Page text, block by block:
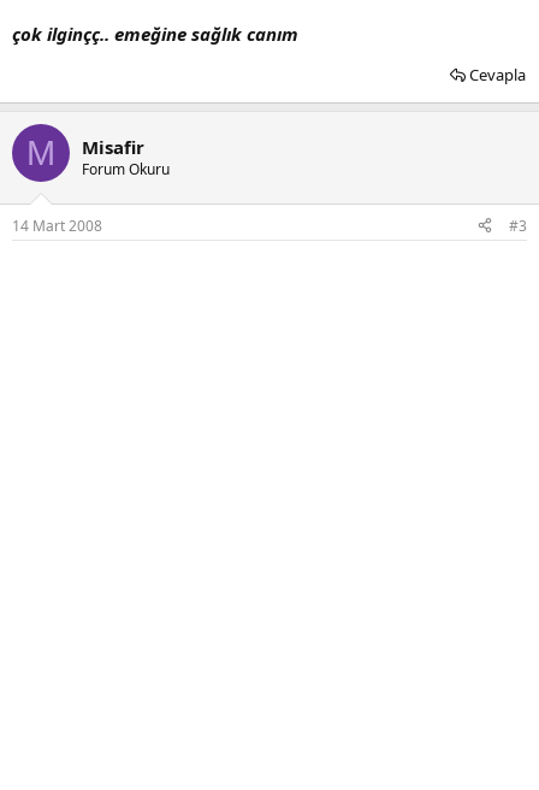
çok ilginçç.. emeğine sağlık canım
Cevapla
M Misafir
Forum Okuru
14 Mart 2008 #3